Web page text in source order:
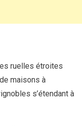
ruelles étroites
maisons à
s’étendant à